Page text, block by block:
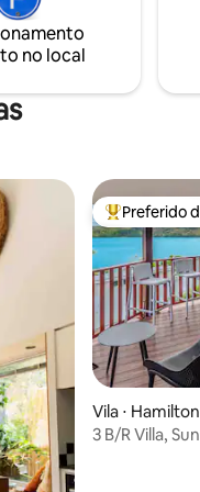
de
belo mirante.
tranquilo,
no local
Entre os
Preferido
Vila ⋅
3 B/R Villa,